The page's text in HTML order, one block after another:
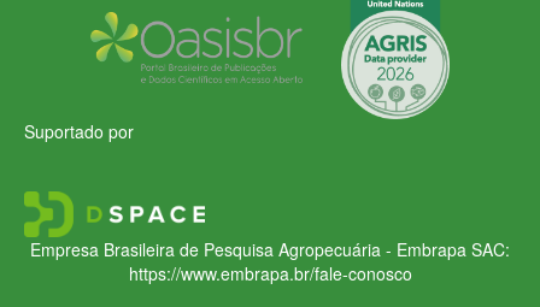
Suportado por
Empresa Brasileira de Pesquisa Agropecuária - Embrapa SAC:
https://www.embrapa.br/fale-conosco